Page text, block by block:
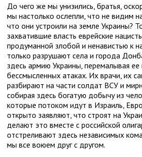
До чего же мы унизились, братья,
мы настолько ослепли, что не видим
что они устроили на земле Украины?
захватившие власть еврейские
продуманной злобой и ненавистью к
только разрушают села и города
здесь армию Украины, перемалывая ее
бессмысленных атаках. Их врачи, их
разбирают на части солдат ВСУ и
собирая здесь богатую добычу из
которые потоком идут в Израиль,
открыто заявляют, что строят на
делают это вместе с российской
отстреливают здесь независимых
мы все воюем друг с другом.